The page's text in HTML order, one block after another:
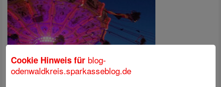
Cookie Hinweis für blog-
odenwaldkreis.sparkasseblog.de